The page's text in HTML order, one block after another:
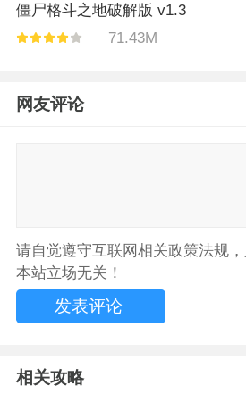
僵尸格斗之地破解版 v1.3
71.43M
网友评论
请自觉遵守互联网相关政策法规
本站立场无关！
相关攻略